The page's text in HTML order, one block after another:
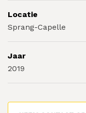
Locatie
Sprang-Capelle
Jaar
2019